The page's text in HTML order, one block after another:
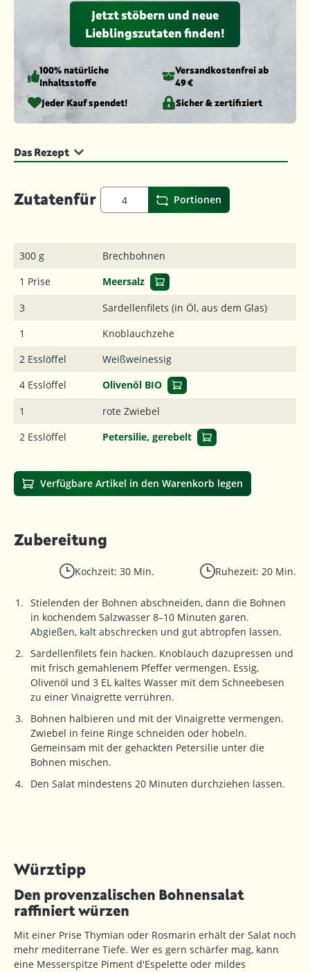
Jetzt stöbern und neue
Lieblingszutaten finden!
100% natürliche
Inhaltsstoffe
Versandkosten­frei ab
49 €
Jeder Kauf spendet!
Sicher & zertifiziert
Das Rezept
Zutatenfür Portionen
300 g
Brechbohnen
1 Prise
Meersalz
3
Sardellenfilets (in Öl, aus dem Glas)
1
Knoblauchzehe
2 Esslöffel
Weißweinessig
4 Esslöffel
Olivenöl BIO
1
rote Zwiebel
2 Esslöffel
Petersilie, gerebelt
Verfügbare Artikel in den Warenkorb legen
Zubereitung
Kochzeit: 30 Min. Ruhezeit: 20 Min.
Stielenden der Bohnen abschneiden, dann die Bohnen
in kochendem Salzwasser 8–10 Minuten garen.
Abgießen, kalt abschrecken und gut abtropfen lassen.
Sardellenfilets fein hacken. Knoblauch dazupressen und
mit frisch gemahlenem Pfeffer vermengen. Essig,
Olivenöl und 3 EL kaltes Wasser mit dem Schneebesen
zu einer Vinaigrette verrühren.
Bohnen halbieren und mit der Vinaigrette vermengen.
Zwiebel in feine Ringe schneiden oder hobeln.
Gemeinsam mit der gehackten Petersilie unter die
Bohnen mischen.
Den Salat mindestens 20 Minuten durchziehen lassen.
Würztipp
Den provenzalischen Bohnensalat
raffiniert würzen
Mit einer Prise Thymian oder Rosmarin erhält der Salat noch
mehr mediterrane Tiefe. Wer es gern schärfer mag, kann
eine Messerspitze Piment d'Espelette oder mildes